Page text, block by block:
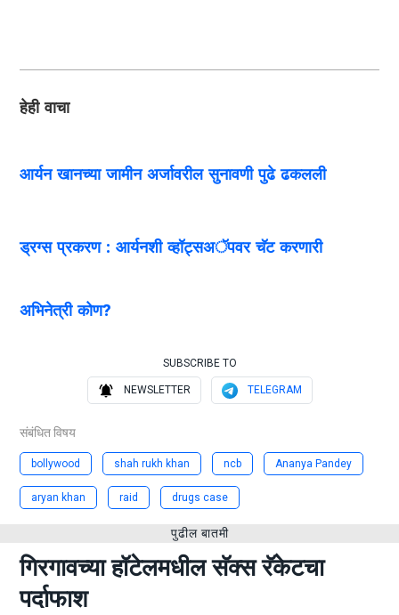
हेही वाचा
आर्यन खानच्या जामीन अर्जावरील सुनावणी पुढे ढकलली
ड्रग्स प्रकरण : आर्यनशी व्हॉट्सअॅपवर चॅट करणारी
अभिनेत्री कोण?
SUBSCRIBE TO
NEWSLETTER TELEGRAM
संबंधित विषय
bollywood shah rukh khan ncb Ananya Pandey
aryan khan raid drugs case
पुढील बातमी
गिरगावच्या हॉटेलमधील सॅक्स रॅकेटचा
पर्दाफाश